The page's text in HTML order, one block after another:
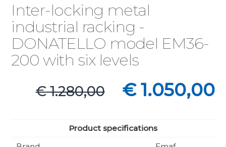
Inter-locking metal
industrial racking -
DONATELLO model EM36-
200 with six levels
€1.280,00
prezzo
era:
€1.050,00
Product specifications